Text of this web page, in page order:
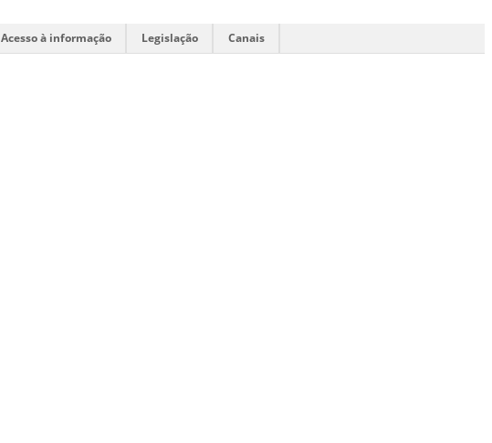
Acesso à informação Legislação Canais